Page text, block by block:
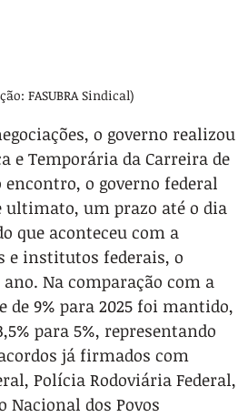
FASUBRA Sindical)
o governo realizou
e Temporária da Carreira de
o governo federal
ultimato, um prazo até o dia
que aconteceu com a
e institutos federais, o
Na comparação com a
de 9% para 2025 foi mantido,
para 5%, representando
já firmados com
Polícia Rodoviária Federal,
Nacional dos Povos